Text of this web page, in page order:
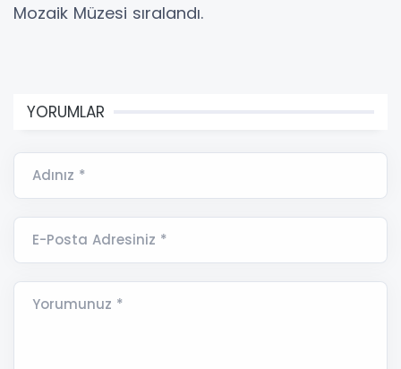
Mozaik Müzesi sıralandı.
YORUMLAR
Adınız *
E-Posta Adresiniz *
Yorumunuz *